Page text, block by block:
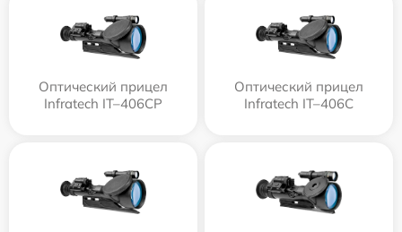
Оптический прицел
Infratech IT–406СP
Оптический прицел
Infratech IT–406С